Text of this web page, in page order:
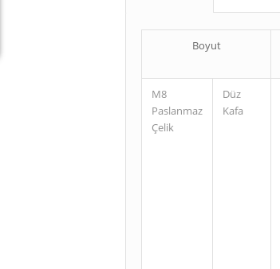
Boyut
M8
Paslanmaz
Çelik
Düz
Kafa